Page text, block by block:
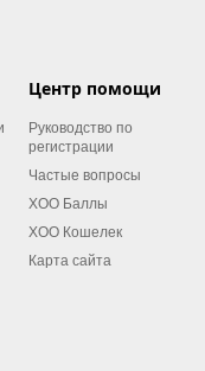
Центр помощи
Руководство по
регистрации
Частые вопросы
XOO Баллы
XOO Кошелек
Карта сайта